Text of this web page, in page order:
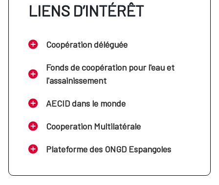
LIENS D’INTÉRÊT
Coopération déléguée
Fonds de coopération pour l'eau et
l'assainissement
AECID dans le monde
Cooperation Multilatérale
Plateforme des ONGD Espangoles